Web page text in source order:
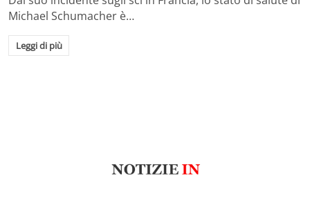
Michael Schumacher è…
Leggi di più